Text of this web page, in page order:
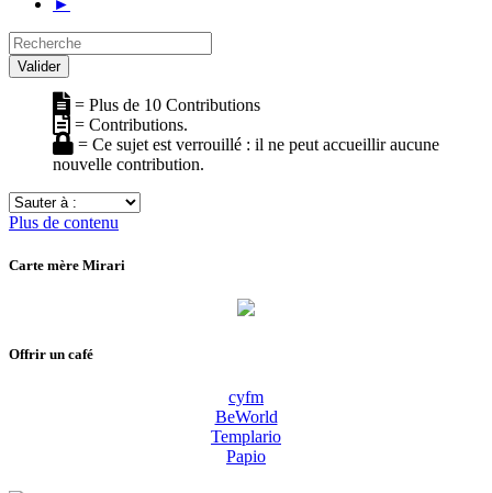
►
Recherche
Valider
= Plus de 10 Contributions
= Contributions.
= Ce sujet est verrouillé : il ne peut accueillir aucune
nouvelle contribution.
Sauter
à
Plus de contenu
Carte mère Mirari
Offrir un café
cyfm
BeWorld
Templario
Papio